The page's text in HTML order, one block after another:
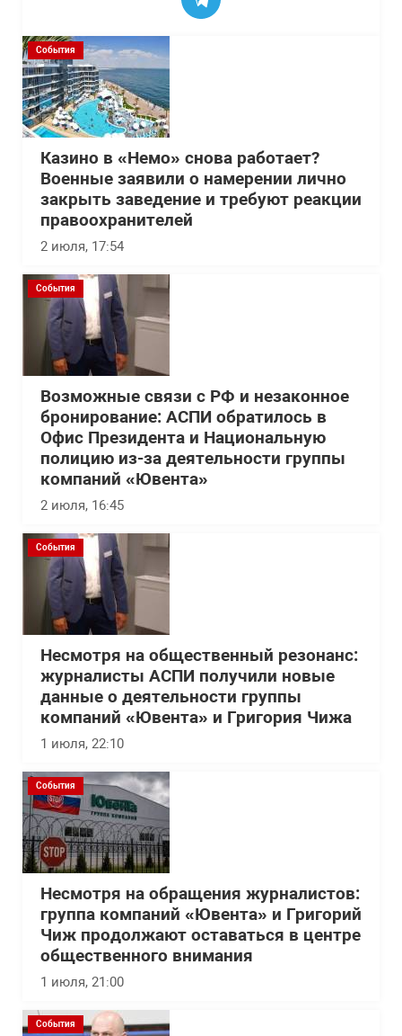
События
Казино в «Немо» снова работает?
Военные заявили о намерении лично
закрыть заведение и требуют реакции
правоохранителей
2 июля, 17:54
События
Возможные связи с РФ и незаконное
бронирование: АСПИ обратилось в
Офис Президента и Национальную
полицию из-за деятельности группы
компаний «Ювента»
2 июля, 16:45
События
Несмотря на общественный резонанс:
журналисты АСПИ получили новые
данные о деятельности группы
компаний «Ювента» и Григория Чижа
1 июля, 22:10
События
Несмотря на обращения журналистов:
группа компаний «Ювента» и Григорий
Чиж продолжают оставаться в центре
общественного внимания
1 июля, 21:00
События